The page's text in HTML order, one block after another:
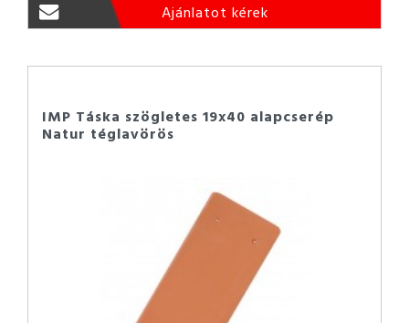
Ajánlatot kérek
IMP Táska szögletes 19x40 alapcserép
Natur téglavörös